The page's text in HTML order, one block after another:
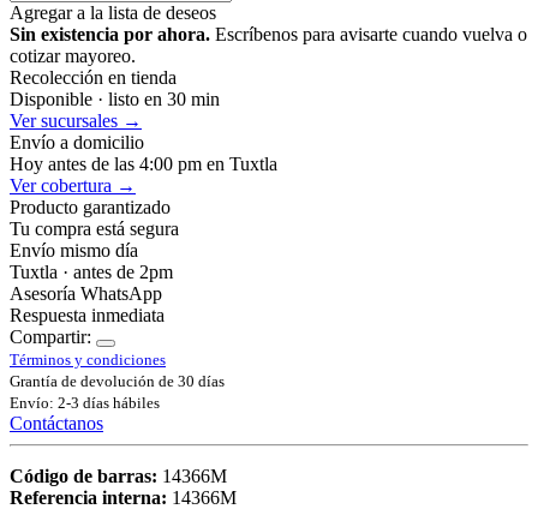
Agregar a la lista de deseos
Sin existencia por ahora. Escríbenos para avisarte cuando vuelva o
cotizar mayoreo.
Recolección en tienda
Disponible · listo en 30 min
Ver sucursales →
Envío a domicilio
Hoy antes de las 4:00 pm en Tuxtla
Ver cobertura →
Producto garantizado
Tu compra está segura
Envío mismo día
Tuxtla · antes de 2pm
Asesoría WhatsApp
Respuesta inmediata
Compartir:
Términos y condiciones
Grantía de devolución de 30 días
Envío: 2-3 días hábiles
Contáctanos
Código de barras: 14366M
Referencia interna: 14366M